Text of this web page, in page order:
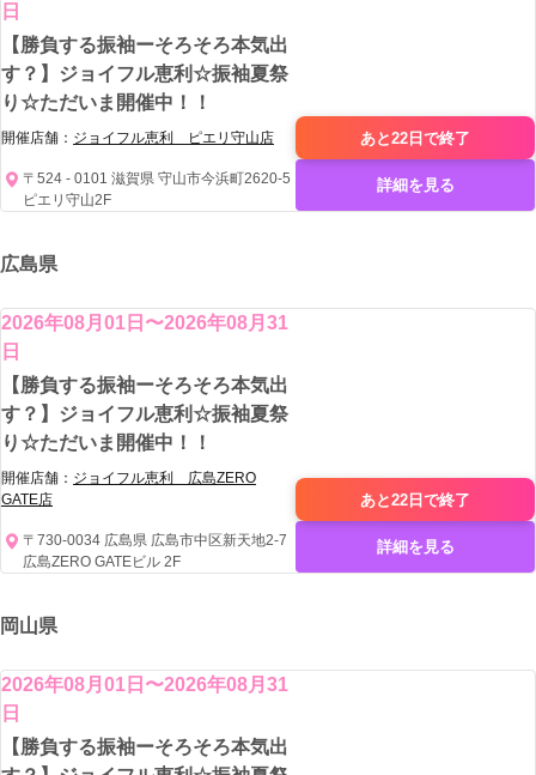
日
【勝負する振袖ーそろそろ本気出
す？】ジョイフル恵利☆振袖夏祭
り☆ただいま開催中！！
開催店舗： ジョイフル恵利 ピエリ守山店
〒524 - 0101 滋賀県 守山市今浜町2620-5
ピエリ守山2F
あと22日で終了
詳細を見る
広島県
2026年08月01日〜2026年08月31
日
【勝負する振袖ーそろそろ本気出
す？】ジョイフル恵利☆振袖夏祭
り☆ただいま開催中！！
開催店舗： ジョイフル恵利 広島ZERO
GATE店
〒730-0034 広島県 広島市中区新天地2-7
広島ZERO GATEビル 2F
あと22日で終了
詳細を見る
岡山県
2026年08月01日〜2026年08月31
日
【勝負する振袖ーそろそろ本気出